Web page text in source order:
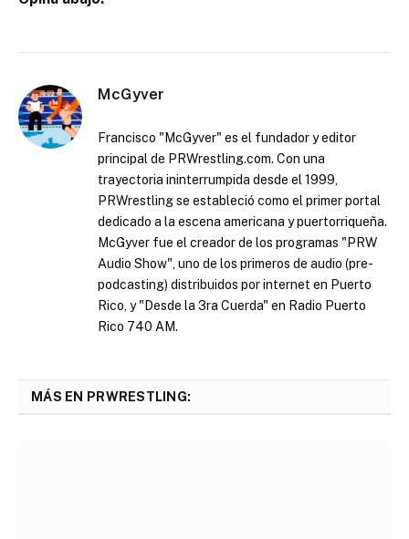
McGyver
Francisco "McGyver" es el fundador y editor
principal de PRWrestling.com. Con una
trayectoria ininterrumpida desde el 1999,
PRWrestling se estableció como el primer portal
dedicado a la escena americana y puertorriqueña.
McGyver fue el creador de los programas "PRW
Audio Show", uno de los primeros de audio (pre-
podcasting) distribuidos por internet en Puerto
Rico, y "Desde la 3ra Cuerda" en Radio Puerto
Rico 740 AM.
MÁS EN PRWRESTLING: